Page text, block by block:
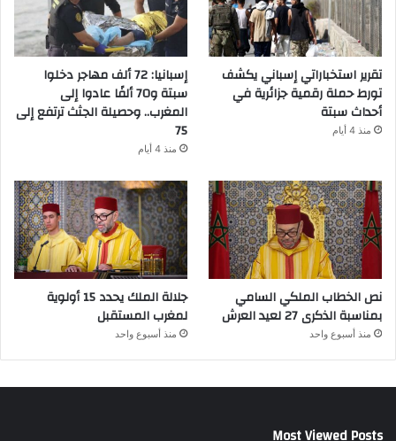
تقرير استخباراتي إسباني يكشف
تورط حملة رقمية جزائرية في
أحداث سبتة
منذ 4 أيام
إسبانيا: 72 ألف مهاجر دخلوا
سبتة و70 ألفًا عادوا إلى
المغرب.. وحصيلة الجثث ترتفع إلى
75
منذ 4 أيام
نص الخطاب الملكي السامي
بمناسبة الذكرى 27 لعيد العرش
منذ أسبوع واحد
جلالة الملك يحدد 15 أولوية
لمغرب المستقبل
منذ أسبوع واحد
Most Viewed Posts